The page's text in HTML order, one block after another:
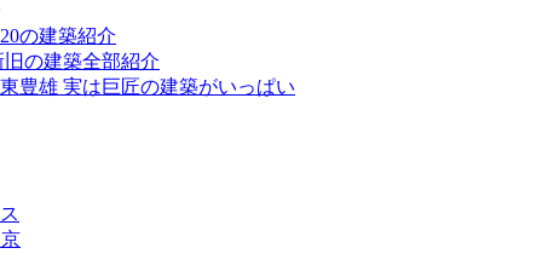
の建築紹介
の建築全部紹介
豊雄 実は巨匠の建築がいっぱい